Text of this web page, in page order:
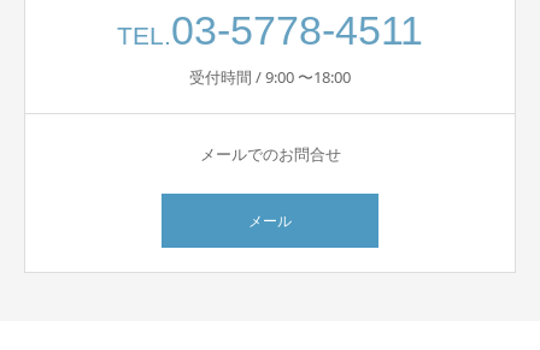
TEL.03-5778-4511
受付時間 / 9:00 〜18:00
メールでのお問合せ
メール